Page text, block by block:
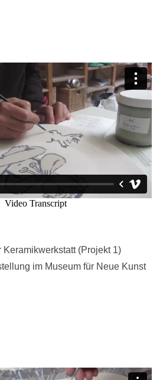
Keramikwerkstatt (Projekt 1)
im Museum für Neue Kunst